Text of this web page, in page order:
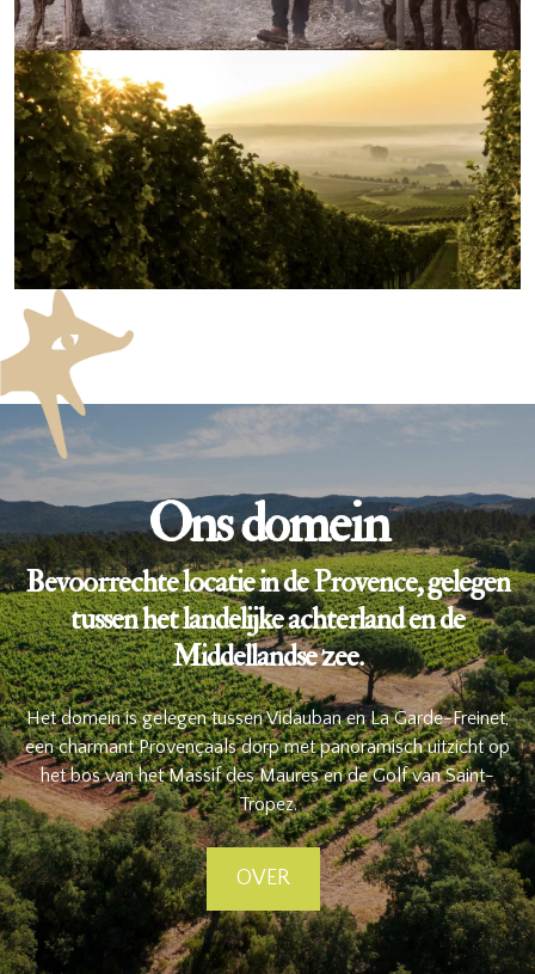
Ons domein
Bevoorrechte locatie in de Provence, gelegen
tussen het landelijke achterland en de
Middellandse zee.
Het domein is gelegen tussen Vidauban en La Garde-Freinet,
een charmant Provençaals dorp met panoramisch uitzicht op
het bos van het Massif des Maures en de Golf van Saint-
Tropez.
OVER